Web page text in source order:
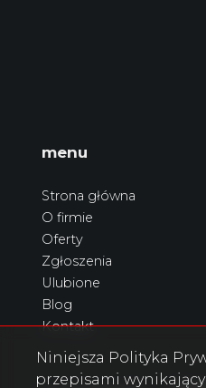
menu
Strona główna
O firmie
Oferty
Zgłoszenia
Ulubione
Blog
Kontakt
Niniejsza Polityka
przepisami